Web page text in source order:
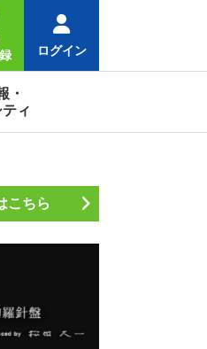
ログイン
・
ィ
こちら